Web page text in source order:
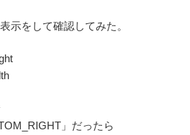
示をして確認してみた。
」だったら